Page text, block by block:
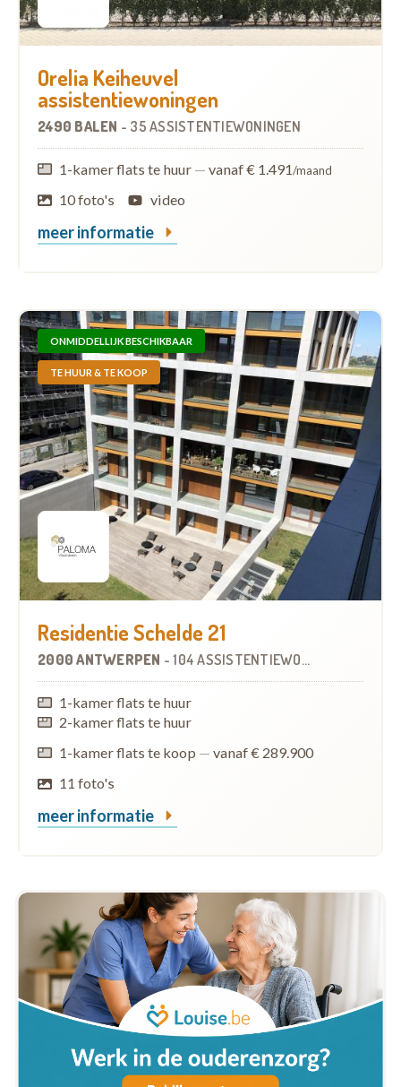
Orelia Keiheuvel
assistentiewoningen
2490 BALEN - 35 ASSISTENTIEWONINGEN
1-kamer flats te huur — vanaf € 1.491/maand
10 foto's video
meer informatie
ONMIDDELLIJK BESCHIKBAAR
TE HUUR & TE KOOP
Residentie Schelde 21
2000 ANTWERPEN -104 ASSISTENTIEWONINGEN
1-kamer flats te huur
2-kamer flats te huur
1-kamer flats te koop — vanaf € 289.900
11 foto's
meer informatie